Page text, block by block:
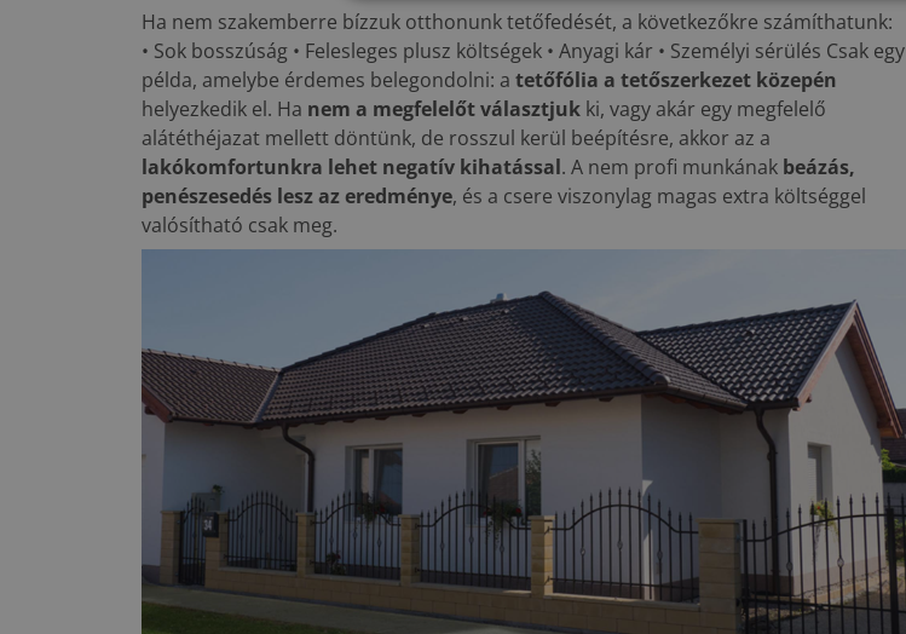
Ha nem szakemberre bízzuk otthonunk tetőfedését, a következőkre számíthatunk:
• Sok bosszúság • Felesleges plusz költségek • Anyagi kár • Személyi sérülés Csak egy
példa, amelybe érdemes belegondolni: a tetőfólia a tetőszerkezet közepén
helyezkedik el. Ha nem a megfelelőt választjuk ki, vagy akár egy megfelelő
alátéthéjazat mellett döntünk, de rosszul kerül beépítésre, akkor az a
lakókomfortunkra lehet negatív kihatással. A nem profi munkának beázás,
penészesedés lesz az eredménye, és a csere viszonylag magas extra költséggel
valósítható csak meg.